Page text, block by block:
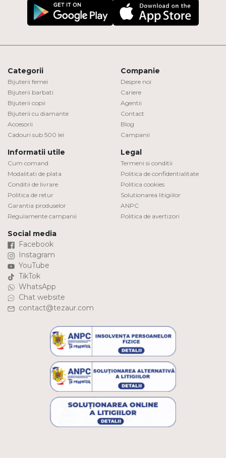
Categorii
Bijuterii femei
Bijuterii barbati
Bijuterii copii
Bijuterii cu diamante
Accesorii
Cadouri sub 500 lei
Companie
Despre noi
Cariere
Agentii
Contact
Blog
Campanii
Informatii utile
Cum comand
Modalitati de plata
Conditii de livrare
Politica de retur
Garantia produselor
Regulamente campanii
Legal
Termeni si conditii
Politica de confidentialitate
Politica cookies
Solutionarea litigiilor
ANPC
Politica de avertizori
Social media
Facebook
Instagram
YouTube
TikTok
WhatsApp
Chat website
contact@tezaur.com